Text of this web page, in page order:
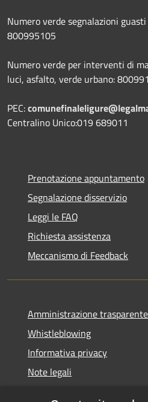
Numero verde segnalazioni
800995105
Numero verde per interventi di
luci, asfalto, verde urbano:
PEC:
Centralino Unico:019 689011
Prenotazione appuntamento
Segnalazione disservizio
Leggi le FAQ
Richiesta assistenza
Meccanismo di Feedback
Amministrazione trasparente
Whistleblowing
Informativa privacy
Note legali